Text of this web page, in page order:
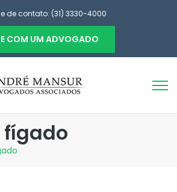
de contato: (31) 3330-4000
COM UM ADVOGADO
fígado